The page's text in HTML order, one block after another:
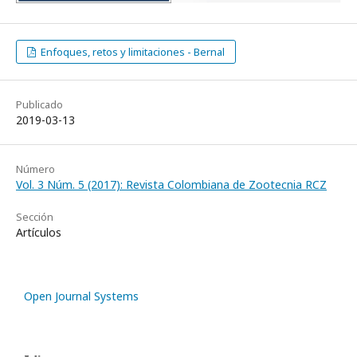
Enfoques, retos y limitaciones - Bernal
Publicado
2019-03-13
Número
Vol. 3 Núm. 5 (2017): Revista Colombiana de Zootecnia RCZ
Sección
Artículos
Open Journal Systems